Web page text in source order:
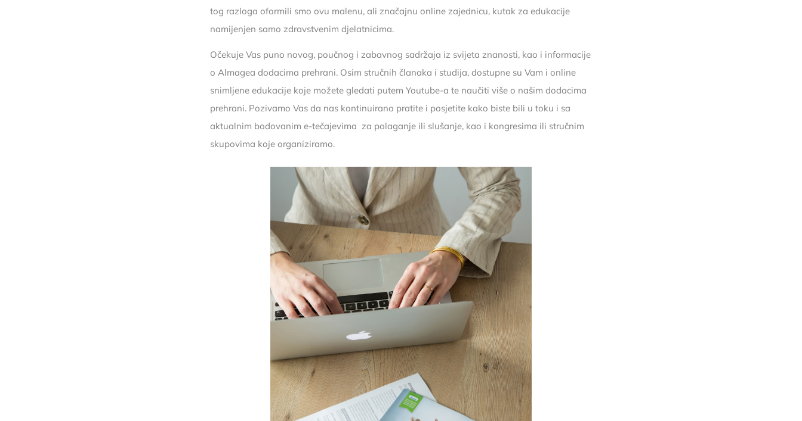
tog razloga oformili smo ovu malenu, ali značajnu online zajednicu, kutak za edukacije
namijenjen samo zdravstvenim djelatnicima.
Očekuje Vas puno novog, poučnog i zabavnog sadržaja iz svijeta znanosti, kao i informacije
o Almagea dodacima prehrani. Osim stručnih članaka i studija, dostupne su Vam i online
snimljene edukacije koje možete gledati putem Youtube-a te naučiti više o našim dodacima
prehrani. Pozivamo Vas da nas kontinuirano pratite i posjetite kako biste bili u toku i sa
aktualnim bodovanim e-tečajevima za polaganje ili slušanje, kao i kongresima ili stručnim
skupovima koje organiziramo.